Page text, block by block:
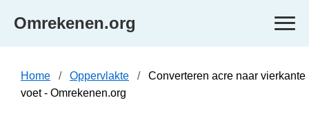
Omrekenen.org
Home Oppervlakte
Converteren acre naar vierkante
voet - Omrekenen.org